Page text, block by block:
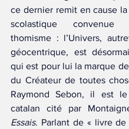
ce dernier remit en cause
scolastique
thomisme : l’Univers,
géocentrique, est
qui est pour lui la marque
du Créateur de toutes
Raymond Sebon, il est
Essais. Parlant de « livre de